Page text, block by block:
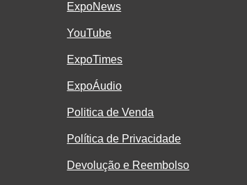
ExpoNews
YouTube
ExpoTimes
ExpoÁudio
Politica de Venda
Política de Privacidade
Devolução e Reembolso